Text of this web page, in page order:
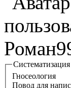
Систематизация
Гносеология
Повод для